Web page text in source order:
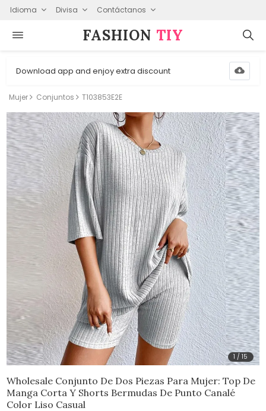
Idioma Divisa Contáctanos
FASHION⁠ TIY
Download app and enjoy extra discount
Mujer Conjuntos T103853E2E
1 /15
Wholesale Conjunto De Dos Piezas Para Mujer: Top De
Manga Corta Y Shorts Bermudas De Punto Canalé
Color Liso Casual